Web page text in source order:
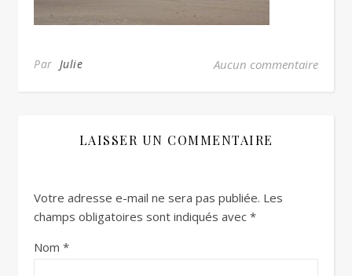
Par Julie Aucun commentaire
LAISSER UN COMMENTAIRE
Votre adresse e-mail ne sera pas publiée. Les
champs obligatoires sont indiqués avec *
Nom *